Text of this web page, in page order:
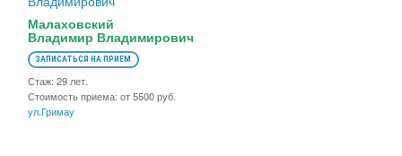
Малаховский
Владимир Владимирович
ЗАПИСАТЬСЯ НА ПРИЕМ
Стаж: 29 лет.
Стоимость приема: от 5500 руб.
ул.Гримау